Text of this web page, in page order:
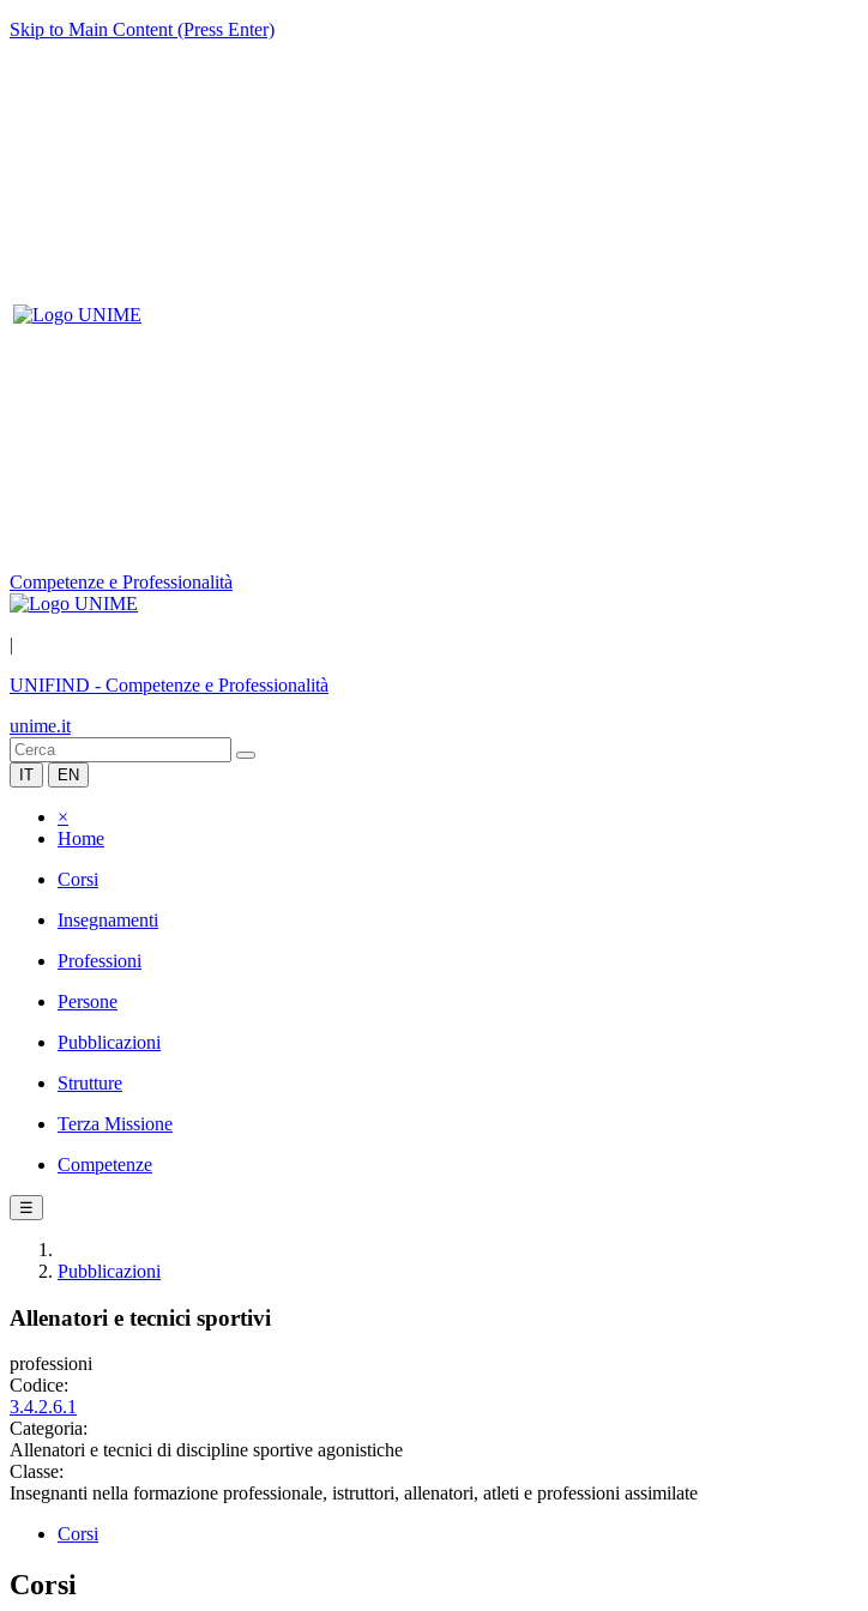
Skip to Main Content (Press Enter)
Competenze e Professionalità
|
UNIFIND - Competenze e Professionalità
unime.it
IT EN
×
Home
Corsi
Insegnamenti
Professioni
Persone
Pubblicazioni
Strutture
Terza Missione
Competenze
☰
Pubblicazioni
Allenatori e tecnici sportivi
professioni
Codice:
3.4.2.6.1
Categoria:
Allenatori e tecnici di discipline sportive agonistiche
Classe:
Insegnanti nella formazione professionale, istruttori, allenatori, atleti e professioni assimilate
Corsi
Corsi